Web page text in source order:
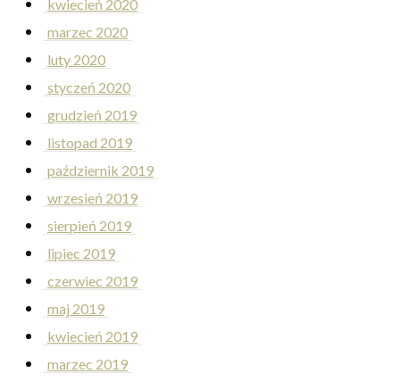
kwiecień 2020
marzec 2020
luty 2020
styczeń 2020
grudzień 2019
listopad 2019
październik 2019
wrzesień 2019
sierpień 2019
lipiec 2019
czerwiec 2019
maj 2019
kwiecień 2019
marzec 2019